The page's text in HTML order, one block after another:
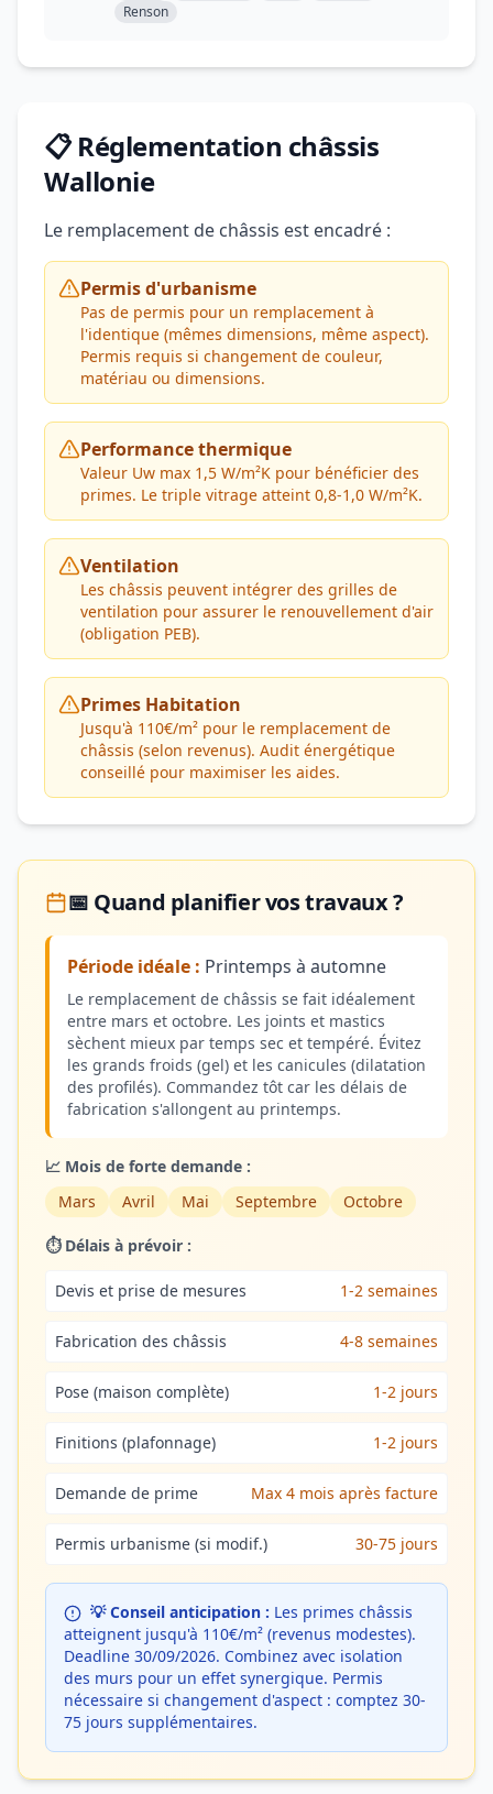
Renson
📋 Réglementation châssis
Wallonie
Le remplacement de châssis est encadré :
Permis d'urbanisme
Pas de permis pour un remplacement à
l'identique (mêmes dimensions, même aspect).
Permis requis si changement de couleur,
matériau ou dimensions.
Performance thermique
Valeur Uw max 1,5 W/m²K pour bénéficier des
primes. Le triple vitrage atteint 0,8-1,0 W/m²K.
Ventilation
Les châssis peuvent intégrer des grilles de
ventilation pour assurer le renouvellement d'air
(obligation PEB).
Primes Habitation
Jusqu'à 110€/m² pour le remplacement de
châssis (selon revenus). Audit énergétique
conseillé pour maximiser les aides.
📅 Quand planifier vos travaux ?
Période idéale : Printemps à automne
Le remplacement de châssis se fait idéalement
entre mars et octobre. Les joints et mastics
sèchent mieux par temps sec et tempéré. Évitez
les grands froids (gel) et les canicules (dilatation
des profilés). Commandez tôt car les délais de
fabrication s'allongent au printemps.
📈 Mois de forte demande :
Mars
Avril Mai Septembre Octobre
⏱️ Délais à prévoir :
Devis et prise de mesures 1-2 semaines
Fabrication des châssis 4-8 semaines
Pose (maison complète) 1-2 jours
Finitions (plafonnage) 1-2 jours
Demande de prime Max 4 mois après facture
Permis urbanisme (si modif.) 30-75 jours
💡 Conseil anticipation : Les primes châssis
atteignent jusqu'à 110€/m² (revenus modestes).
Deadline 30/09/2026. Combinez avec isolation
des murs pour un effet synergique. Permis
nécessaire si changement d'aspect : comptez 30-
75 jours supplémentaires.